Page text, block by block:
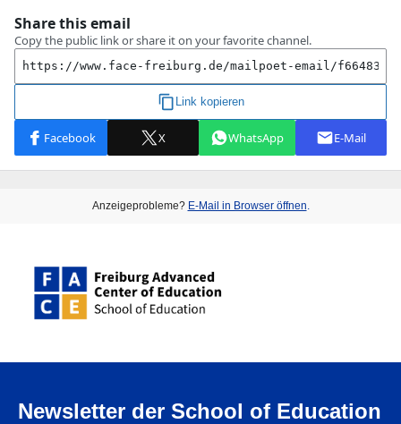
Anzeigeprobleme? E-Mail in Browser öffnen.
Newsletter der School of Education